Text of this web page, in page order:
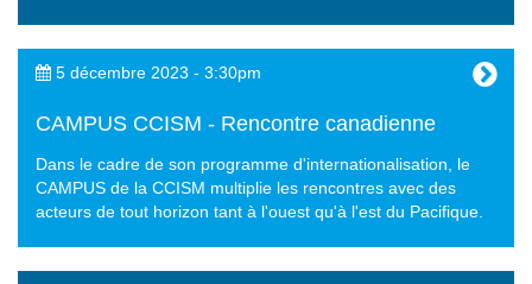
5 décembre 2023 - 3:30pm
CAMPUS CCISM - Rencontre canadienne
Dans le cadre de son programme d'internationalisation, le
CAMPUS de la CCISM multiplie les rencontres avec des
acteurs de tout horizon tant à l'ouest qu'à l'est du Pacifique.